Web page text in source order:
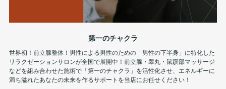
第一のチャクラ
世界初！前立腺整体！男性による男性のための「男性の下半身」に特化した
リラクゼーションサロンが全国で展開中！前立腺・睾丸・鼠蹊部マッサージ
などを組み合わせた施術で「第一のチャクラ」を活性化させ、エネルギーに
満ち溢れたあなたの未来を作るサポートを当店にお任せください！